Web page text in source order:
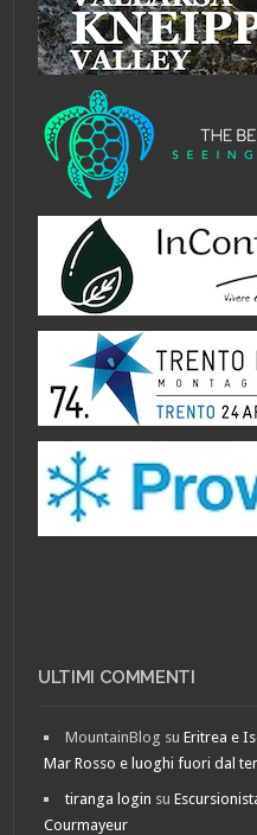
ULTIMI COMMENTI
MountainBlog suEritrea e
Mar Rosso e luoghi fuori dal
tiranga login su
Courmayeur